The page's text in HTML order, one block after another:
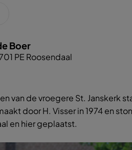
Boer
PE Roosendaal
van de vroegere St. Janskerk
door H. Visser in 1974 en
en hier geplaatst.